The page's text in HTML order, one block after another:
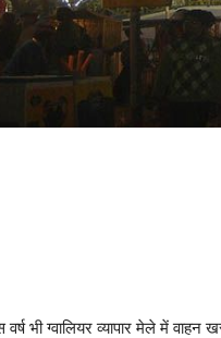
वर्ष भी ग्वालियर व्यापार मेले में